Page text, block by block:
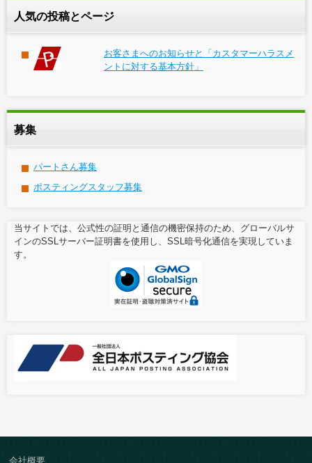
人気の投稿とページ
お客さまへのお知らせと「カスタマーハラスメ
ントに対する基本方針」
募集
パートさん募集
ポスティングスタッフ募集
当サイトでは、公式性の証明と通信の機密保持のため、グローバルサ
インのSSLサーバー証明書を使用し、SSL暗号化通信を実現していま
す。
会社概要